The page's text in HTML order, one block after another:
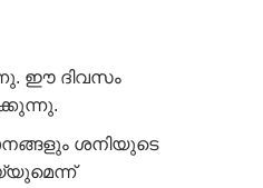
ഈ ദിവസം
ശനിയുടെ